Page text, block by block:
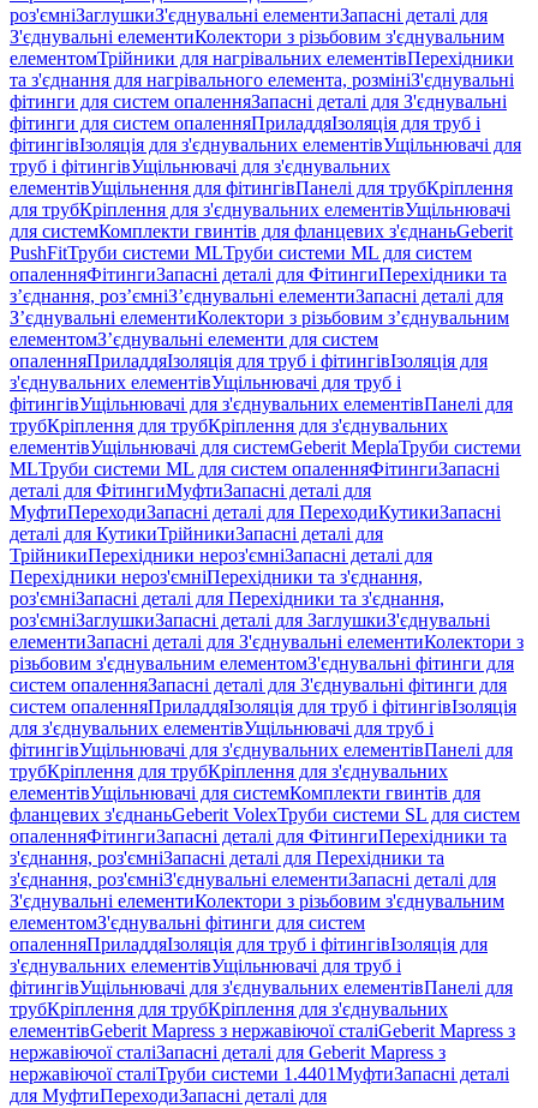
роз'ємніЗаглушкиЗ'єднувальні елементиЗапасні деталі для
З'єднувальні елементиКолектори з різьбовим з'єднувальним
елементомТрійники для нагрівальних елементівПерехідники
та з'єднання для нагрівального елемента, розмініЗ'єднувальні
фітинги для систем опаленняЗапасні деталі для З'єднувальні
фітинги для систем опаленняПриладдяІзоляція для труб і
фітингівІзоляція для з'єднувальних елементівУщільнювачі для
труб і фітингівУщільнювачі для з'єднувальних
елементівУщільнення для фітингівПанелі для трубКріплення
для трубКріплення для з'єднувальних елементівУщільнювачі
для системКомплекти гвинтів для фланцевих з'єднаньGeberit
PushFitТруби системи MLТруби системи ML для систем
опаленняФітингиЗапасні деталі для ФітингиПерехідники та
з’єднання, роз’ємніЗ’єднувальні елементиЗапасні деталі для
З’єднувальні елементиКолектори з різьбовим з’єднувальним
елементомЗ’єднувальні елементи для систем
опаленняПриладдяІзоляція для труб і фітингівІзоляція для
з'єднувальних елементівУщільнювачі для труб і
фітингівУщільнювачі для з'єднувальних елементівПанелі для
трубКріплення для трубКріплення для з'єднувальних
елементівУщільнювачі для системGeberit MeplaТруби системи
MLТруби системи ML для систем опаленняФітингиЗапасні
деталі для ФітингиМуфтиЗапасні деталі для
МуфтиПереходиЗапасні деталі для ПереходиКутикиЗапасні
деталі для КутикиТрійникиЗапасні деталі для
ТрійникиПерехідники нероз'ємніЗапасні деталі для
Перехідники нероз'ємніПерехідники та з'єднання,
роз'ємніЗапасні деталі для Перехідники та з'єднання,
роз'ємніЗаглушкиЗапасні деталі для ЗаглушкиЗ'єднувальні
елементиЗапасні деталі для З'єднувальні елементиКолектори з
різьбовим з'єднувальним елементомЗ'єднувальні фітинги для
систем опаленняЗапасні деталі для З'єднувальні фітинги для
систем опаленняПриладдяІзоляція для труб і фітингівІзоляція
для з'єднувальних елементівУщільнювачі для труб і
фітингівУщільнювачі для з'єднувальних елементівПанелі для
трубКріплення для трубКріплення для з'єднувальних
елементівУщільнювачі для системКомплекти гвинтів для
фланцевих з'єднаньGeberit VolexТруби системи SL для систем
опаленняФітингиЗапасні деталі для ФітингиПерехідники та
з'єднання, роз'ємніЗапасні деталі для Перехідники та
з'єднання, роз'ємніЗ'єднувальні елементиЗапасні деталі для
З'єднувальні елементиКолектори з різьбовим з'єднувальним
елементомЗ'єднувальні фітинги для систем
опаленняПриладдяІзоляція для труб і фітингівІзоляція для
з'єднувальних елементівУщільнювачі для труб і
фітингівУщільнювачі для з'єднувальних елементівПанелі для
трубКріплення для трубКріплення для з'єднувальних
елементівGeberit Mapress з нержавіючої сталіGeberit Mapress з
нержавіючої сталіЗапасні деталі для Geberit Mapress з
нержавіючої сталіТруби системи 1.4401МуфтиЗапасні деталі
для МуфтиПереходиЗапасні деталі для